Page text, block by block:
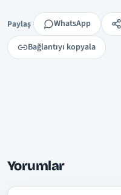
Paylaş
Paylaş WhatsApp
Bağlantıyı kopyala
Yorumlar